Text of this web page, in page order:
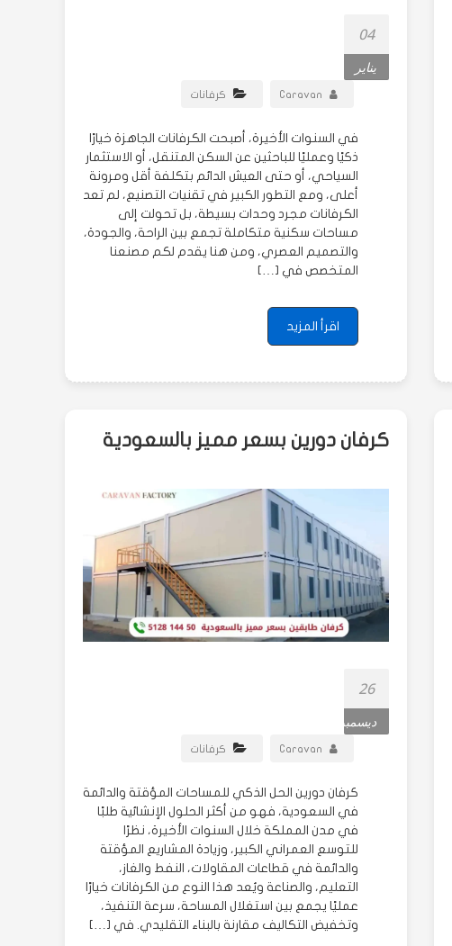
04
يناير
Caravan كرفانات
في السنوات الأخيرة، أصبحت الكرفانات الجاهزة خيارًا
ذكيًا وعمليًا للباحثين عن السكن المتنقل، أو الاستثمار
السياحي، أو حتى العيش الدائم بتكلفة أقل ومرونة
أعلى، ومع التطور الكبير في تقنيات التصنيع، لم تعد
الكرفانات مجرد وحدات بسيطة، بل تحولت إلى
مساحات سكنية متكاملة تجمع بين الراحة، والجودة،
والتصميم العصري، ومن هنا يقدم لكم مصنعنا
المتخصص في […]
اقرأ المزيد
كرفان دورين بسعر مميز بالسعودية
26
ديسمبر
Caravan كرفانات
كرفان دورين الحل الذكي للمساحات المؤقتة والدائمة
في السعودية، فهو من أكثر الحلول الإنشائية طلبًا
في مدن المملكة خلال السنوات الأخيرة، نظرًا
للتوسع العمراني الكبير، وزيادة المشاريع المؤقتة
والدائمة في قطاعات المقاولات، النفط والغاز،
التعليم، والصناعة ويُعد هذا النوع من الكرفانات خيارًا
عمليًا يجمع بين استغلال المساحة، سرعة التنفيذ،
وتخفيض التكاليف مقارنة بالبناء التقليدي. في […]